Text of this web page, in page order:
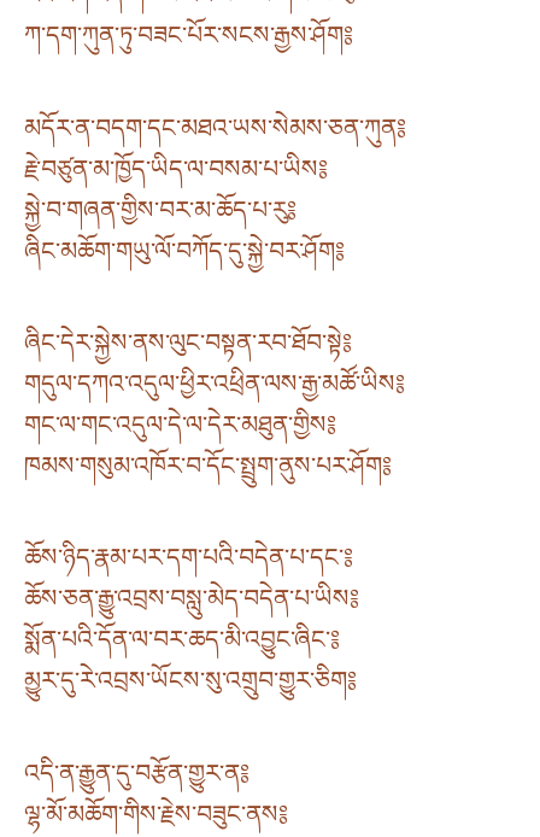
ཀ་དག་ཀུན་ཏུ་བཟང་པོར་སངས་རྒྱས་ཤོག༔
མདོར་ན་བདག་དང་མཐའ་ཡས་སེམས་ཅན་ཀུན༔
རྗེ་བཙུན་མ་ཁྱོད་ཡིད་ལ་བསམ་པ་ཡིས༔
སྐྱེ་བ་གཞན་གྱིས་བར་མ་ཆོད་པ་རུ༔
ཞིང་མཆོག་གཡུ་ལོ་བཀོད་དུ་སྐྱེ་བར་ཤོག༔
ཞིང་དེར་སྐྱེས་ནས་ལུང་བསྟན་རབ་ཐོབ་སྟེ༔
གདུལ་དཀའ་འདུལ་ཕྱིར་འཕྲིན་ལས་རྒྱ་མཚོ་ཡིས༔
གང་ལ་གང་འདུལ་དེ་ལ་དེར་མཐུན་གྱིས༔
ཁམས་གསུམ་འཁོར་བ་དོང་སྤྲུག་ནུས་པར་ཤོག༔
ཆོས་ཉིད་རྣམ་པར་དག་པའི་བདེན་པ་དང་༔
ཆོས་ཅན་རྒྱུ་འབྲས་བསླུ་མེད་བདེན་པ་ཡིས༔
སྨོན་པའི་དོན་ལ་བར་ཆད་མི་འབྱུང་ཞིང་༔
མྱུར་དུ་རེ་འབྲས་ཡོངས་སུ་འགྲུབ་གྱུར་ཅིག༔
འདི་ན་རྒྱུན་དུ་བརྩོན་གྱུར་ན༔
ལྷ་མོ་མཆོག་གིས་རྗེས་བཟུང་ནས༔